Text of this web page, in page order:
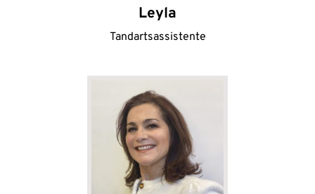
Leyla
Tandartsassistente